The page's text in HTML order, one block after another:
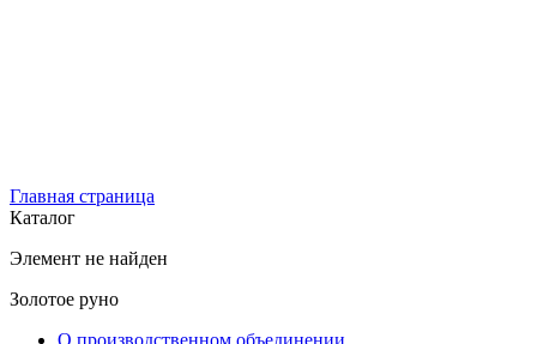
Главная страница
Каталог
Элемент не найден
Золотое руно